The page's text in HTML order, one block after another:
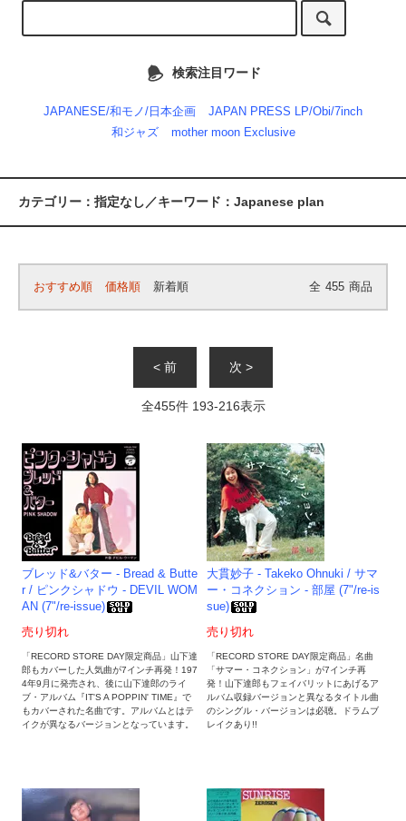
検索注目ワード
JAPANESE/和モノ/日本企画
JAPAN PRESS LP/Obi/7inch
和ジャズ
mother moon Exclusive
カテゴリー：指定なし／キーワード：Japanese plan
おすすめ順 価格順 新着順 全 455 商品
< 前 次 >
全455件 193-216表示
ブレッド&バター - Bread & Butte
r / ピンクシャドウ - DEVIL WOM
AN (7"/re-issue)
売り切れ
「RECORD STORE DAY限定商品」山下達
郎もカバーした人気曲が7インチ再発！197
4年9月に発売され、後に山下達郎のライ
ブ・アルバム『IT'S A POPPIN' TIME』で
もカバーされた名曲です。アルバムとはテ
イクが異なるバージョンとなっています。
大貫妙子 - Takeko Ohnuki / サマ
ー・コネクション - 部屋 (7"/re-is
sue)
売り切れ
「RECORD STORE DAY限定商品」名曲
「サマー・コネクション」が7インチ再
発！山下達郎もフェイバリットにあげるア
ルバム収録バージョンと異なるタイトル曲
のシングル・バージョンは必聴。ドラムブ
レイクあり!!